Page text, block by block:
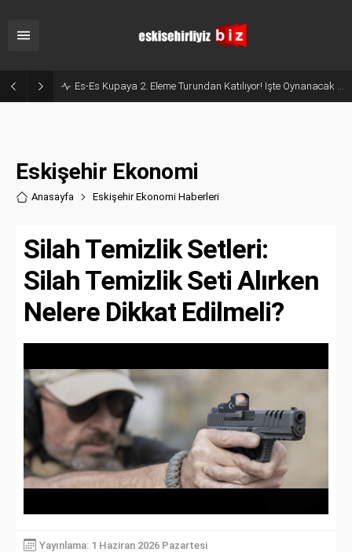
Milyonluk İhale, Sadece 30 Günlük Hizmet: Kentpark Yapay Plajı Açıldı!
Eskişehir Ekonomi
Anasayfa Eskişehir Ekonomi Haberleri
Silah Temizlik Setleri:
Silah Temizlik Seti Alırken
Nelere Dikkat Edilmeli?
Yayınlama: 1 Haziran 2026 Pazartesi